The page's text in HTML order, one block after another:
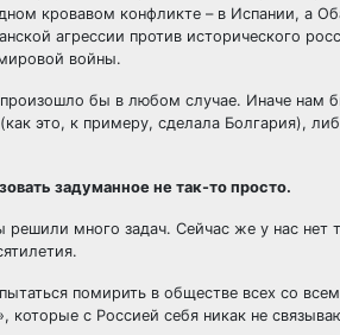
кровавом конфликте – в Испании, а
агрессии против исторического
войны.
бы в любом случае. Иначе нам
это, к примеру, сделала Болгария),
задуманное не так-то просто.
много задач. Сейчас же у нас нет
помирить в обществе всех со
которые с Россией себя никак не